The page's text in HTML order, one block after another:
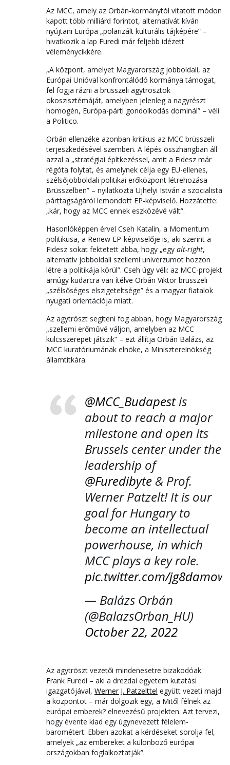
Az MCC, amely az Orbán-kormánytól vitatott módon
kapott több milliárd forintot, alternatívát kíván
nyújtani Európa „polarizált kulturális tájképére” –
hivatkozik a lap Furedi már feljebb idézett
véleménycikkére.
„A központ, amelyet Magyarország jobboldali, az
Európai Unióval konfrontálódó kormánya támogat,
fel fogja rázni a brüsszeli agytrösztök
ökoszisztémáját, amelyben jelenleg a nagyrészt
homogén, Európa-párti gondolkodás dominál” – véli
a Politico.
Orbán ellenzéke azonban kritikus az MCC brüsszeli
terjeszkedésével szemben. A lépés összhangban áll
azzal a „stratégiai építkezéssel, amit a Fidesz már
régóta folytat, és amelynek célja egy EU-ellenes,
szélsőjobboldali politikai erőközpont létrehozása
Brüsszelben” – nyilatkozta Ujhelyi István a szocialista
párttagságáról lemondott EP-képviselő. Hozzátette:
„kár, hogy az MCC ennek eszközévé vált”.
Hasonlóképpen érvel Cseh Katalin, a Momentum
politikusa, a Renew EP-képviselője is, aki szerint a
Fidesz sokat fektetett abba, hogy „egy alt-right,
alternatív jobboldali szellemi univerzumot hozzon
létre a politikája körül”. Cseh úgy véli: az MCC-projekt
amúgy kudarcra van ítélve Orbán Viktor brüsszeli
„szélsőséges elszigeteltsége” és a magyar fiatalok
nyugati orientációja miatt.
Az agytröszt segíteni fog abban, hogy Magyarország
„szellemi erőművé váljon, amelyben az MCC
kulcsszerepet játszik” – ezt állítja Orbán Balázs, az
MCC kuratóriumának elnöke, a Miniszterelnökség
államtitkára.
@MCC_Budapestis
about to reach a major
milestone and open its
Brussels center under the
leadership of
@Furedibyte& Prof.
Werner Patzelt! It is our
goal for Hungary to
become an intellectual
powerhouse, in which
MCC plays a key role.
pic.twitter.com/
— Balázs Orbán
(@BalazsOrban_HU)
October 22, 2022
Az agytröszt vezetői mindenesetre bizakodóak.
Frank Furedi – aki a drezdai egyetem kutatási
igazgatójával, Werner J. Patzelttel együtt vezeti majd
a központot – már dolgozik egy, a Mitől félnek az
európai emberek? elnevezésű projekten. Azt tervezi,
hogy évente kiad egy úgynevezett félelem-
barométert. Ebben azokat a kérdéseket sorolja fel,
amelyek „az embereket a különböző európai
országokban foglalkoztatják”.